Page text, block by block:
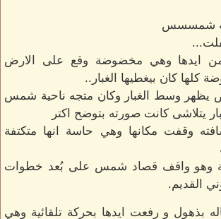
شمسسس
من ايدها وهي مخضوضة وقع على الارض
كلها كان بيغطيها الغبار..
وسط الغبار وكان متجه ناحية شمس
يتلاشى كانت صورته بتوضح اكتر
وقفت مكانها وهي حاسة انها متكتفة
وهو واقف قصاد شمس على بُعد خطوات
القديم.
و رفعت ايدها بحركة تلقائية وهي